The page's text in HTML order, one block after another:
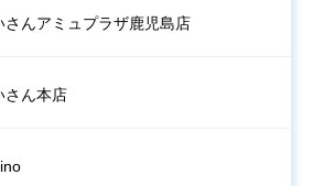
さんアミュプラザ鹿児島店
さん本店